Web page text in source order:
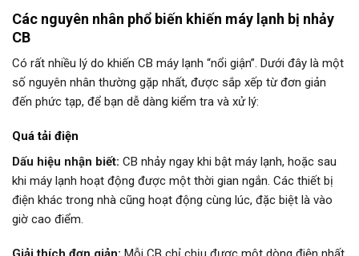
Các nguyên nhân phổ biến khiến máy lạnh bị nhảy
CB
Có rất nhiều lý do khiến CB máy lạnh “nổi giận”. Dưới đây là một
số nguyên nhân thường gặp nhất, được sắp xếp từ đơn giản
đến phức tạp, để bạn dễ dàng kiểm tra và xử lý:
Quá tải điện
Dấu hiệu nhận biết: CB nhảy ngay khi bật máy lạnh, hoặc sau
khi máy lạnh hoạt động được một thời gian ngắn. Các thiết bị
điện khác trong nhà cũng hoạt động cùng lúc, đặc biệt là vào
giờ cao điểm.